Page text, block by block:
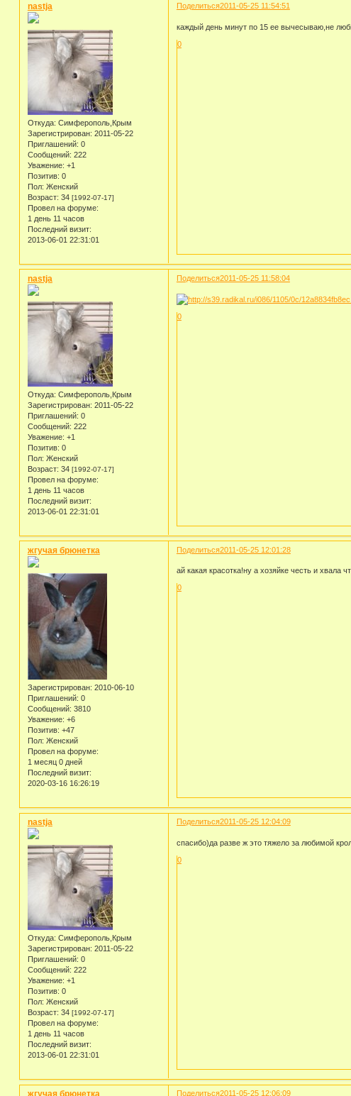
Поделиться2011-05-25 11:54:51
nastja
Откуда: Симферополь,Крым
Зарегистрирован: 2011-05-22
Приглашений: 0
Сообщений: 222
Уважение: +1
Позитив: 0
Пол: Женский
Возраст: 34 [1992-07-17]
Провел на форуме:
1 день 11 часов
Последний визит:
2013-06-01 22:31:01
каждый день минут по 15 ее вычесываю,не
0
Поделиться2011-05-25 11:58:04
nastja
Откуда: Симферополь,Крым
Зарегистрирован: 2011-05-22
Приглашений: 0
Сообщений: 222
Уважение: +1
Позитив: 0
Пол: Женский
Возраст: 34 [1992-07-17]
Провел на форуме:
1 день 11 часов
Последний визит:
2013-06-01 22:31:01
0
Поделиться2011-05-25 12:01:28
жгучая брюнетка
Зарегистрирован: 2010-06-10
Приглашений: 0
Сообщений: 3810
Уважение: +6
Позитив: +47
Пол: Женский
Провел на форуме:
1 месяц 0 дней
Последний визит:
2020-03-16 16:26:19
ай какая красотка!ну а хозяйке честь и хвала
0
Поделиться2011-05-25 12:04:09
nastja
Откуда: Симферополь,Крым
Зарегистрирован: 2011-05-22
Приглашений: 0
Сообщений: 222
Уважение: +1
Позитив: 0
Пол: Женский
Возраст: 34 [1992-07-17]
Провел на форуме:
1 день 11 часов
Последний визит:
2013-06-01 22:31:01
спасибо)да разве ж это тяжело за любимой
0
Поделиться2011-05-25 12:06:09